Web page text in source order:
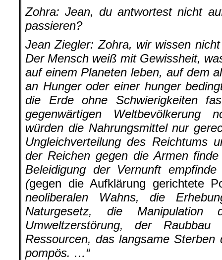
Zohra:Jean, du antwortest nicht
passieren?
Jean Ziegler: Zohra, wir wissen
Der Mensch weiß mit Gewissheit,
auf einem Planeten leben, auf dem
an Hunger oder einer hunger
die Erde ohne Schwierigkeiten
gegenwärtigen Weltbevölkerung
würden die Nahrungsmittel nur
Ungleichverteilung des Reichtums
der Reichen gegen die Armen
Beleidigung der Vernunft
(gegen die Aufklärung gerichtete
neoliberalen Wahns, die
Naturgesetz, die Manipulation
Umweltzerstörung, der
Ressourcen, das langsame
pompös. …“